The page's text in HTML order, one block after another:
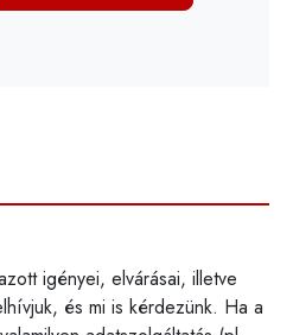
igényei, elvárásai, illetve
és mi is kérdezünk. Ha a